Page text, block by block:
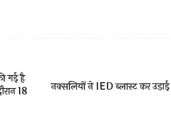
गई है
18
नक्सलियों ने IED ब्लास्ट कर